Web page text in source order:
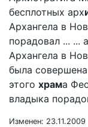
бесплотных арх
Архангела в
порадовал ... ...
Архангела в
была совершена
этого храма
владыка
Изменен: 23.11.2009